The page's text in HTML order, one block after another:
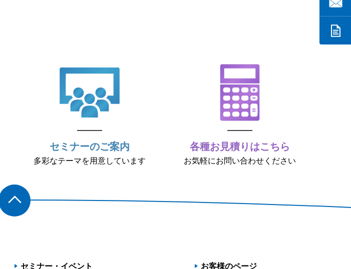
セミナーのご案内
多彩なテーマを用意しています
各種お見積りはこちら
お気軽にお問い合わせください
セミナー・イベント お客様のページ